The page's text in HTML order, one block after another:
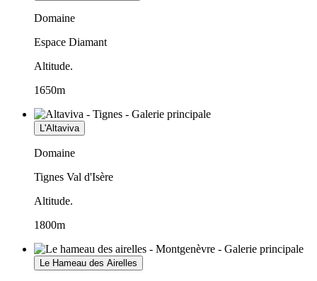
Domaine
Espace Diamant
Altitude.
1650m
L'Altaviva
Domaine
Tignes Val d'Isère
Altitude.
1800m
Le Hameau des Airelles